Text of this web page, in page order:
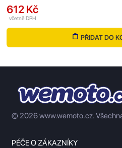
612 Kč
včetně DPH
PŘIDAT DO
© 2026 www.wemoto.cz.
PÉČE O ZÁKAZNÍKY